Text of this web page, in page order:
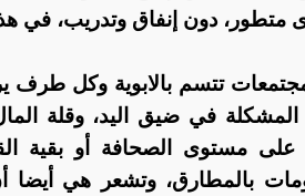
متطور، دون إنفاق وتدريب، في
تتسم بالابوية وكل طرف
في ضيق اليد، وقلة
على مستوى الصحافة أو بقية
بالمطارق، وتشعر هي أيضا